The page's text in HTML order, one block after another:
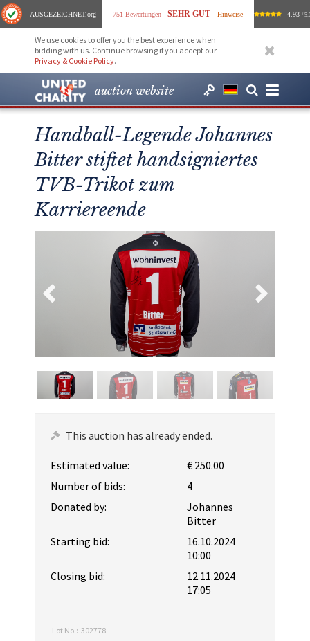
AUSGEZEICHNET.org 751 Bewertungen SEHR GUT Hinweise 4.93 /
We use cookies to offer you the best experience when
bidding with us. Continue browsing if you accept our
Privacy & Cookie Policy.
auction website
Handball-Legende Johannes
Bitter stiftet handsigniertes
TVB-Trikot zum
Karriereende
This auction has already ended.
Estimated value:
€ 250.00
Number of bids:
4
Donated by:
Johannes
Bitter
Starting bid:
16.10.2024
10:00
Closing bid:
12.11.2024
17:05
Lot No.: 302778